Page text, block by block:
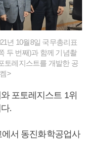
년 10월8일 국무총리표
두 번째)과 함께 기념촬
토레지스트를 개발한 공
>
포토레지스트 1위
.
서 동진화학공업사